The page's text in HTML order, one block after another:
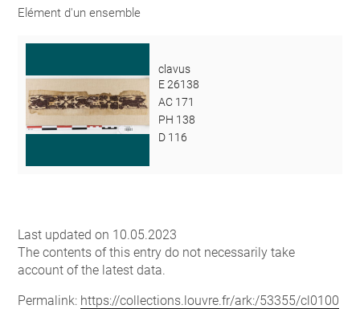
Elément d'un ensemble
clavus
E 26138
AC 171
PH 138
D 116
Last updated on 10.05.2023
The contents of this entry do not necessarily take
account of the latest data.
Permalink: https://collections.louvre.fr/ark:/53355/cl0100